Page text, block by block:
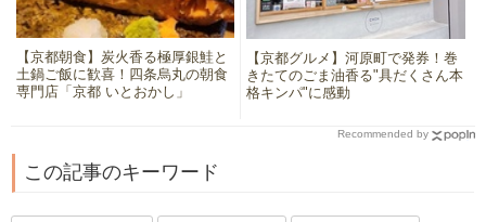
【京都朝食】炭火香る極厚銀鮭と
土鍋ご飯に歓喜！四条烏丸の朝食
専門店「京都 いとおかし」
【京都グルメ】河原町で発券！巻
きたてのごま油香る"具だくさん本
格キンパ"に感動
Recommended by
この記事のキーワード